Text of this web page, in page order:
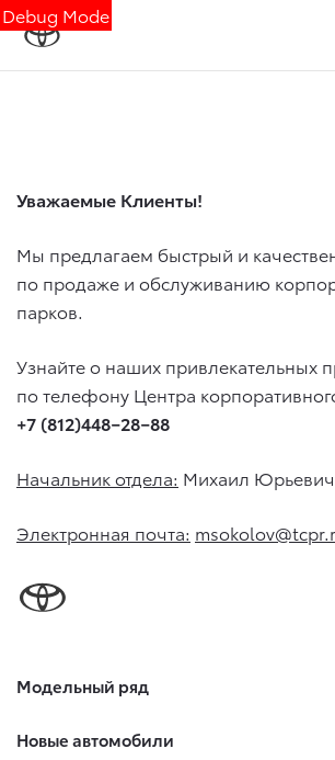
Debug Mode
Уважаемые Клиенты!
Мы предлагаем быстрый и
по продаже и обслуживанию
парков.
Узнайте о наших привлекательных
по телефону Центра
+7 (812)448−28−88
Начальник отдела: Михаил
Электронная почта:
Модельный ряд
Новые автомобили